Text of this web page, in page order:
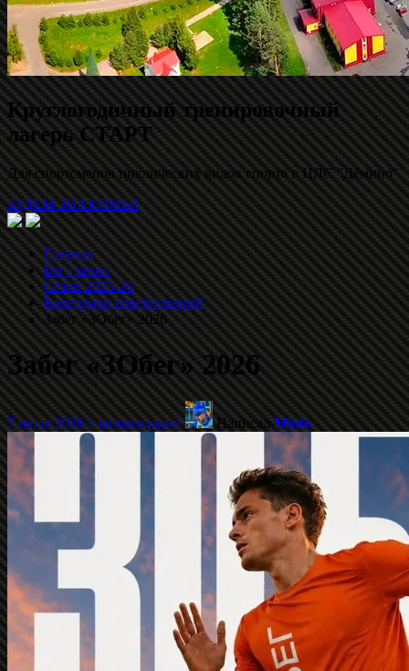
Круглогодичный тренировочный
лагерь СТАРТ
Для спортсменов циклических видов спорта в ЦЛС "Дёмино"
БУДЕМ ЗНАКОМЫ!
Главная
Бег / кросс
Сезон 2025-26
Календари соревнований
Забег «ЗОбег» 2026
Забег «ЗОбег» 2026
7 июля 2026 1 комментарий НаписалMinfo